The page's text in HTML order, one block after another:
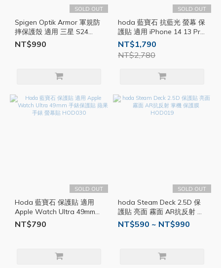
SOLD OUT
Spigen Optik Armor 軍規防
摔保護殼 適用 三星 S24
Ultra 手機殼 防摔殼 保護殼
CH03
NT$990
SOLD OUT
hoda 藍寶石 抗藍光 螢幕 保
護貼 適用 iPhone 14 13 Pro
Max Plus 玻璃貼 HOD044
NT$1,790
NT$2,780
SOLD OUT
Hoda 藍寶石 保護貼 適用
Apple Watch Ultra 49mm
手錶保護貼 蘋果手錶 螢幕貼
HOD030
NT$790
SOLD OUT
hoda Steam Deck 2.5D 保
護貼 亮面 霧面 AR抗反射 掌
機 保護膜 HOD019
NT$590 ~ NT$990